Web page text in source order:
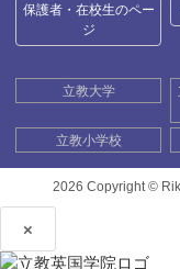
保護者・在校生のペー
ジ
立教大学
立教小学校
2026 Copyright ©
×